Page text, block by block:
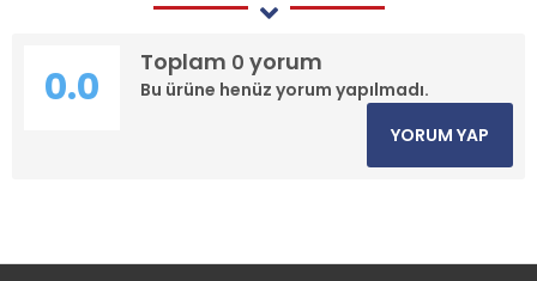
Toplam 0 yorum
Bu ürüne henüz yorum yapılmadı.
0.0
YORUM YAP